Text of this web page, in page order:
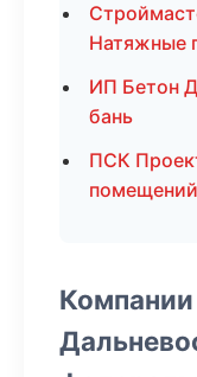
Натяжные
ИП Бетон
бань
ПСК
помещений
Компании